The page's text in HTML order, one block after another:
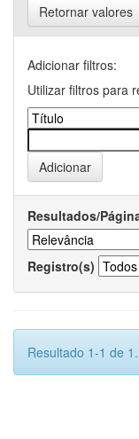
Retornar valores
Adicionar filtros:
Utilizar filtros para
Resultados/
Registro(s)
Resultado 1-1 de 1.